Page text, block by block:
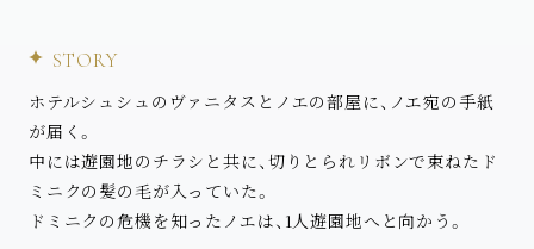
STORY
ホテルシュシュのヴァニタスとノエの部屋に、ノエ宛の手紙
が届く。
中には遊園地のチラシと共に、切りとられリボンで束ねたド
ミニクの髪の毛が入っていた。
ドミニクの危機を知ったノエは、1人遊園地へと向かう。